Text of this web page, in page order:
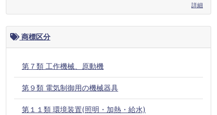
詳細
商標区分
第７類 工作機械、原動機
第９類 電気制御用の機械器具
第１１類 環境装置(照明・加熱・給水)